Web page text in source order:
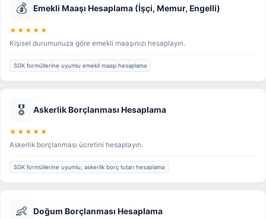
💰 Emekli Maaşı Hesaplama (İşçi, Memur, Engelli)
★★★★★
Kişisel durumunuza göre emekli maaşınızı hesaplayın.
SGK formüllerine uyumlu emekli maaşı hesaplama
🎖️ Askerlik Borçlanması Hesaplama
★★★★★
Askerlik borçlanması ücretini hesaplayın.
SGK formüllerine uyumlu, askerlik borç tutarı hesaplama
👶 Doğum Borçlanması Hesaplama